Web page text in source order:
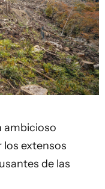
ambicioso
extensos
de las